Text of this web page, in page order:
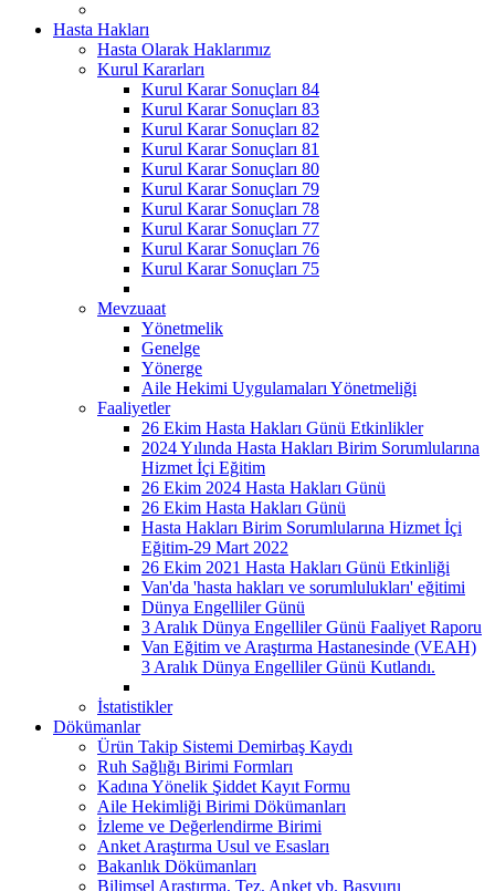
Hasta Hakları
Hasta Olarak Haklarımız
Kurul Kararları
Kurul Karar Sonuçları 84
Kurul Karar Sonuçları 83
Kurul Karar Sonuçları 82
Kurul Karar Sonuçları 81
Kurul Karar Sonuçları 80
Kurul Karar Sonuçları 79
Kurul Karar Sonuçları 78
Kurul Karar Sonuçları 77
Kurul Karar Sonuçları 76
Kurul Karar Sonuçları 75
Mevzuaat
Yönetmelik
Genelge
Yönerge
Aile Hekimi Uygulamaları Yönetmeliği
Faaliyetler
26 Ekim Hasta Hakları Günü Etkinlikler
2024 Yılında Hasta Hakları Birim Sorumlularına
Hizmet İçi Eğitim
26 Ekim 2024 Hasta Hakları Günü
26 Ekim Hasta Hakları Günü
Hasta Hakları Birim Sorumlularına Hizmet İçi
Eğitim-29 Mart 2022
26 Ekim 2021 Hasta Hakları Günü Etkinliği
Van'da 'hasta hakları ve sorumlulukları' eğitimi
Dünya Engelliler Günü
3 Aralık Dünya Engelliler Günü Faaliyet Raporu
Van Eğitim ve Araştırma Hastanesinde (VEAH)
3 Aralık Dünya Engelliler Günü Kutlandı.
İstatistikler
Dökümanlar
Ürün Takip Sistemi Demirbaş Kaydı
Ruh Sağlığı Birimi Formları
Kadına Yönelik Şiddet Kayıt Formu
Aile Hekimliği Birimi Dökümanları
İzleme ve Değerlendirme Birimi
Anket Araştırma Usul ve Esasları
Bakanlık Dökümanları
Bilimsel Araştırma, Tez, Anket vb. Başvuru